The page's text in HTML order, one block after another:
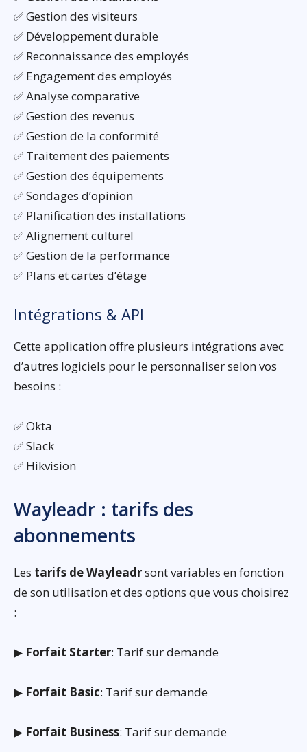
✅ Gestion des visiteurs
✅ Développement durable
✅ Reconnaissance des employés
✅ Engagement des employés
✅ Analyse comparative
✅ Gestion des revenus
✅ Gestion de la conformité
✅ Traitement des paiements
✅ Gestion des équipements
✅ Sondages d’opinion
✅ Planification des installations
✅ Alignement culturel
✅ Gestion de la performance
✅ Plans et cartes d’étage
Intégrations & API
Cette application offre plusieurs intégrations avec
d’autres logiciels pour le personnaliser selon vos
besoins :
✅ Okta
✅ Slack
✅ Hikvision
Wayleadr : tarifs des
abonnements
Les tarifs de Wayleadrsont variables en fonction
de son utilisation et des options que vous choisirez
:
▶ Forfait Starter: Tarif sur demande
▶ Forfait Basic: Tarif sur demande
▶ Forfait Business: Tarif sur demande